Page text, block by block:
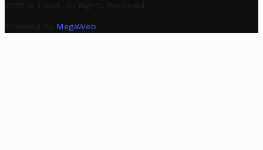
2025 © Trovit. All Rights Reserved.
Powered By MegaWeb